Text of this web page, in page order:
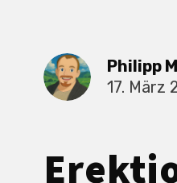
Philipp
17. März